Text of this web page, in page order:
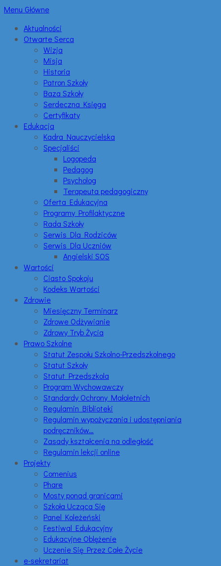
Menu Główne
Aktualności
Otwarte Serca
Wizja
Misja
Historia
Patron Szkoły
Baza Szkoły
Serdeczna Księga
Certyfikaty
Edukacja
Kadra Nauczycielska
Specjaliści
Logopeda
Pedagog
Psycholog
Terapeuta pedagogiczny
Oferta Edukacyjna
Programy Profilaktyczne
Rada Szkoły
Serwis Dla Rodziców
Serwis Dla Uczniów
Angielski SOS
Wartości
Ciasto Spokoju
Kodeks Wartości
Zdrowie
Miesięczny Terminarz
Zdrowe Odżywianie
Zdrowy Tryb Życia
Prawo Szkolne
Statut Zespołu Szkolno-Przedszkolnego
Statut Szkoły
Statut Przedszkola
Program Wychowawczy
Standardy Ochrony Małoletnich
Regulamin Biblioteki
Regulamin wypożyczania i udostępniania
podręczników…
Zasady kształcenia na odległość
Regulamin lekcji online
Projekty
Comenius
Phare
Mosty ponad granicami
Szkoła Ucząca Się
Panel Koleżeński
Festiwal Edukacyjny
Edukacyjne Oblężenie
Uczenie Się Przez Całe Życie
e-sekretariat